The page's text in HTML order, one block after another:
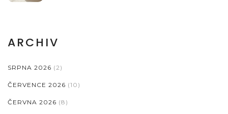
ARCHIV
SRPNA 2026 (2)
ČERVENCE 2026 (10)
ČERVNA 2026 (8)